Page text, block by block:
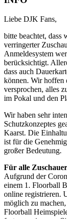
Liebe DJK Fans,
bitte beachtet, dass
verringerter
Anmeldesystem
berücksichtigt.
dass auch
können. Wir hoffen
versprochen, alles
im Pokal und den
Wir haben sehr
Schutzkonzeptes
Kaarst. Die
ist für die
großer Bedeutung.
Für alle
Aufgrund der
einem 1. Floorball
online registrieren.
möglich zu
Floorball